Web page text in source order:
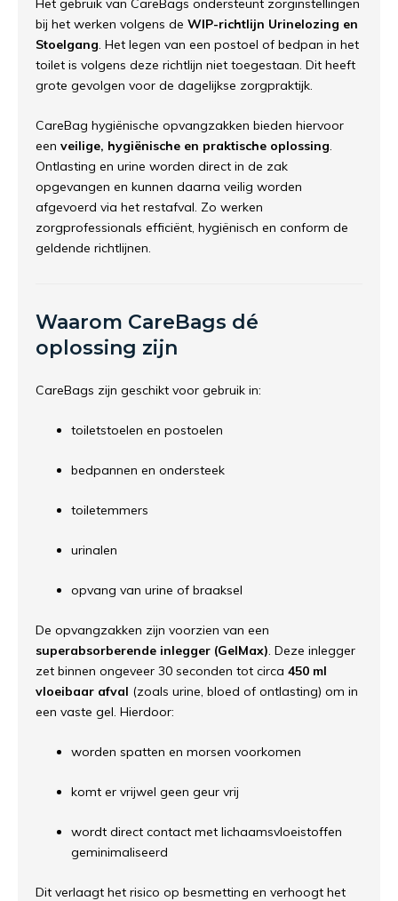
Het gebruik van CareBags ondersteunt zorginstellingen
bij het werken volgens de WIP-richtlijn Urinelozing en
Stoelgang. Het legen van een postoel of bedpan in het
toilet is volgens deze richtlijn niet toegestaan. Dit heeft
grote gevolgen voor de dagelijkse zorgpraktijk.
CareBag hygiënische opvangzakken bieden hiervoor
een veilige, hygiënische en praktische oplossing.
Ontlasting en urine worden direct in de zak
opgevangen en kunnen daarna veilig worden
afgevoerd via het restafval. Zo werken
zorgprofessionals efficiënt, hygiënisch en conform de
geldende richtlijnen.
Waarom CareBags dé
oplossing zijn
CareBags zijn geschikt voor gebruik in:
toiletstoelen en postoelen
bedpannen en ondersteek
toiletemmers
urinalen
opvang van urine of braaksel
De opvangzakken zijn voorzien van een
superabsorberende inlegger (GelMax). Deze inlegger
zet binnen ongeveer 30 seconden tot circa 450 ml
vloeibaar afval (zoals urine, bloed of ontlasting) om in
een vaste gel. Hierdoor:
worden spatten en morsen voorkomen
komt er vrijwel geen geur vrij
wordt direct contact met lichaamsvloeistoffen
geminimaliseerd
Dit verlaagt het risico op besmetting en verhoogt het